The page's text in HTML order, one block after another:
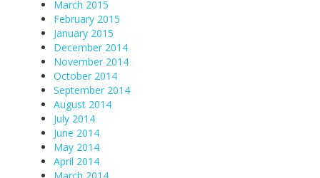
March 2015
February 2015
January 2015
December 2014
November 2014
October 2014
September 2014
August 2014
July 2014
June 2014
May 2014
April 2014